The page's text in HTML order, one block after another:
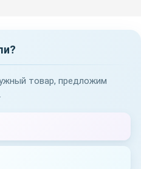
товар, предложим